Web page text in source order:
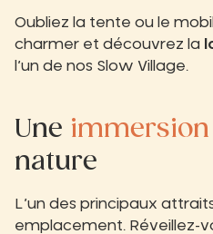
Oubliez la tente ou le
charmer et découvrez la
l’un de nos Slow Village.
Une immersion
nature
L’un des principaux
emplacement. Réveillez-